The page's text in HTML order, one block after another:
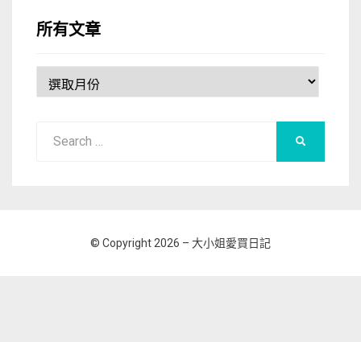
所有文章
有
© Copyright 2026 – 大小姐愛買日記